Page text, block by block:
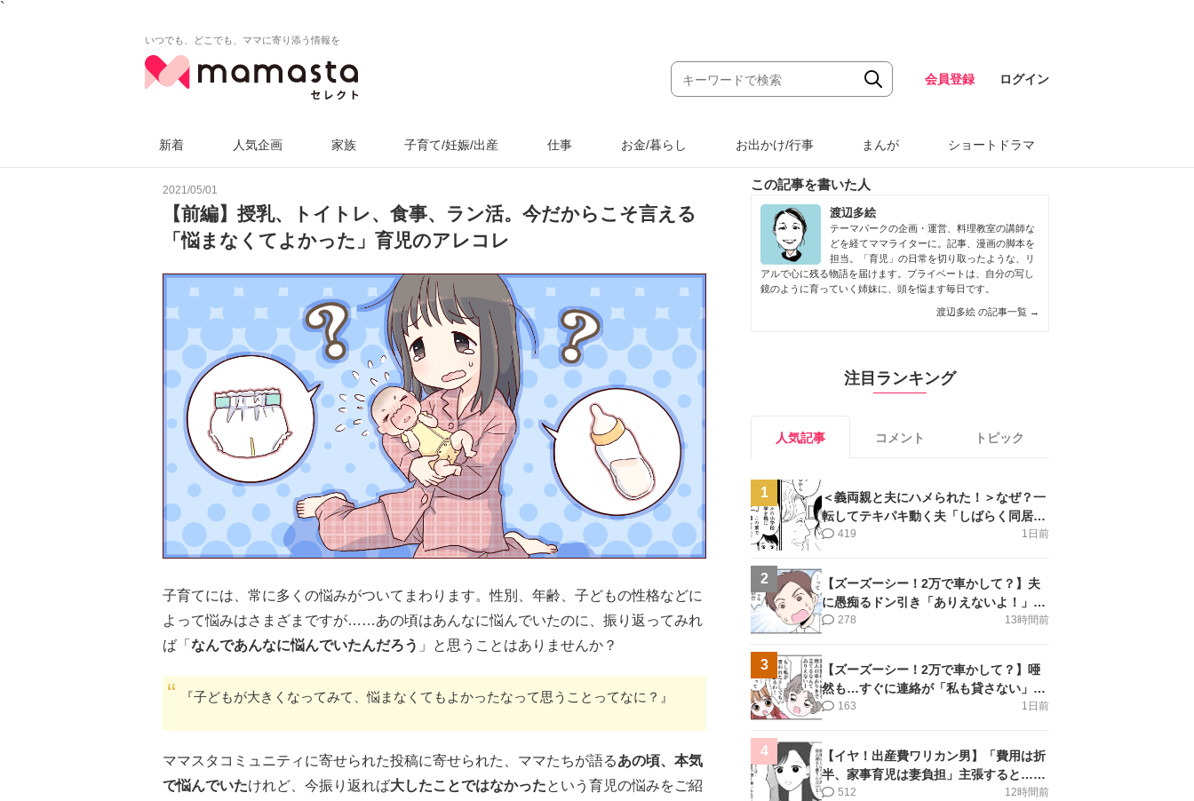
`
いつでも、どこでも、ママに寄り添う情報を
会員登録 ログイン
新着 人気企画 家族 子育て/妊娠/出産 仕事 お金/暮らし お出かけ/行事 まんが ショートドラマ
2021/05/01
【前編】授乳、トイトレ、食事、ラン活。今だからこそ言える
「悩まなくてよかった」育児のアレコレ
子育てには、常に多くの悩みがついてまわります。性別、年齢、子どもの性格などに
よって悩みはさまざまですが……あの頃はあんなに悩んでいたのに、振り返ってみれ
ば「 なんであんなに悩んでいたんだろう 」と思うことはありませんか？
『子どもが大きくなってみて、悩まなくてもよかったなって思うことってなに？』
ママスタコミュニティに寄せられた投稿に寄せられた、ママたちが語るあの頃、本気
で悩んでいたけれど、今振り返れば大したことではなかったという育児の悩みをご紹
この記事を書いた人
渡辺多絵
テーマパークの企画・運営、料理教室の講師な
どを経てママライターに。記事、漫画の脚本を
担当。「育児」の日常を切り取ったような、リ
アルで心に残る物語を届けます。プライベートは、自分の写し
鏡のように育っていく姉妹に、頭を悩ます毎日です。
渡辺多絵 の記事一覧 →
注目ランキング
人気記事 コメント トピック
1
＜義両親と夫にハメられた！＞なぜ？一
転してテキパキ動く夫「しばらく同居」
提案され【第4話まんが】
1日前
419
2
【ズーズーシー！2万で車かして？】夫
に愚痴るドン引き「ありえないよ！」＜
第16話＞#4コマ母道場
13時間前
278
3
【ズーズーシー！2万で車かして？】唖
然も…すぐに連絡が「私も貸さない」＜
第15話＞#4コマ母道場
1日前
163
4
【イヤ！出産費ワリカン男】「費用は折
半、家事育児は妻負担」主張すると…＜
第11話＞#4コマ母道場
12時間前
512